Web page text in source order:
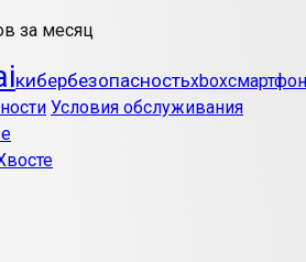
за месяц
кибербезопасностьxbox
Условия обслуживания